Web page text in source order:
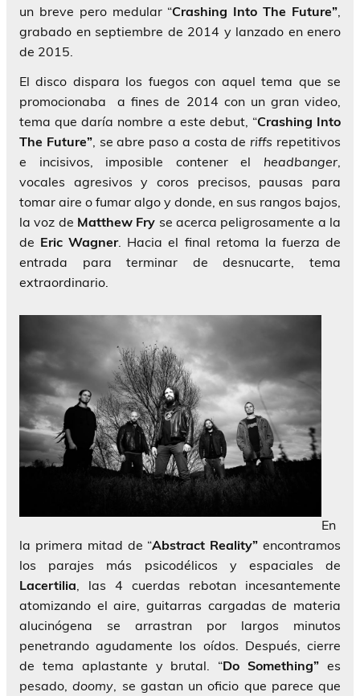
un breve pero medular “Crashing Into The Future”
grabado en septiembre de 2014 y lanzado en enero
de 2015.
El disco dispara los fuegos con aquel tema que se
promocionaba a fines de 2014 con un gran video,
tema que daría nombre a este debut, “Crashing Into
The Future”, se abre paso a costa de riffs repetitivos
e incisivos, imposible contener el headbanger
vocales agresivos y coros precisos, pausas para
tomar aire o fumar algo y donde, en sus rangos bajos,
la voz de Matthew Fry se acerca peligrosamente a la
de Eric Wagner. Hacia el final retoma la fuerza de
entrada para terminar de desnucarte, tema
extraordinario.
En
la primera mitad de “Abstract Reality” encontramos
los parajes más psicodélicos y espaciales de
Lacertilia , las 4 cuerdas rebotan incesantemente
atomizando el aire, guitarras cargadas de materia
alucinógena se arrastran por largos minutos
penetrando agudamente los oídos. Después, cierre
de tema aplastante y brutal. “Do Something” es
pesado,doomy , se gastan un oficio que parece que